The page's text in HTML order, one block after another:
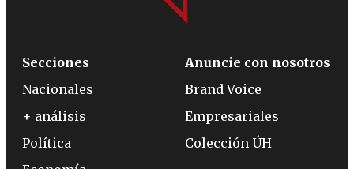
Secciones
Nacionales
+ análisis
Política
Anuncie con nosotros
Brand Voice
Empresariales
Colección ÚH